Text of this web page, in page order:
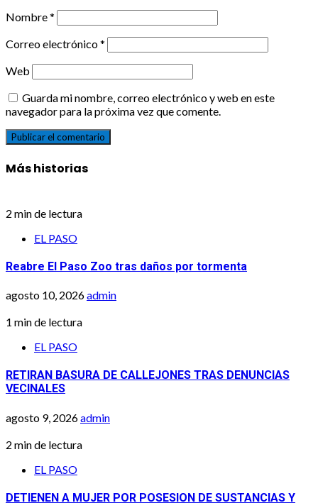
Nombre*
Correo electrónico*
Web
Guarda mi nombre, correo electrónico y web en este
navegador para la próxima vez que comente.
Más historias
2 min de lectura
EL PASO
Reabre El Paso Zoo tras daños por tormenta
agosto 10, 2026admin
1 min de lectura
EL PASO
RETIRAN BASURA DE CALLEJONES TRAS DENUNCIAS
VECINALES
agosto 9, 2026admin
2 min de lectura
EL PASO
DETIENEN A MUJER POR POSESION DE SUSTANCIAS Y